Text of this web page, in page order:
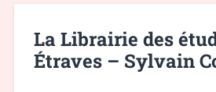
La Librairie des
Étraves – Sylvain